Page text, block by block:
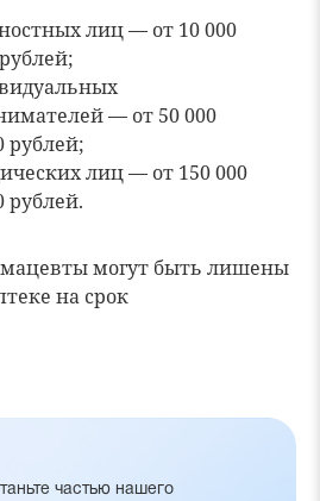
лиц — от 10 000
— от 50 000
рублей;
лиц — от 150 000
рублей.
могут быть лишены
на срок
частью нашего